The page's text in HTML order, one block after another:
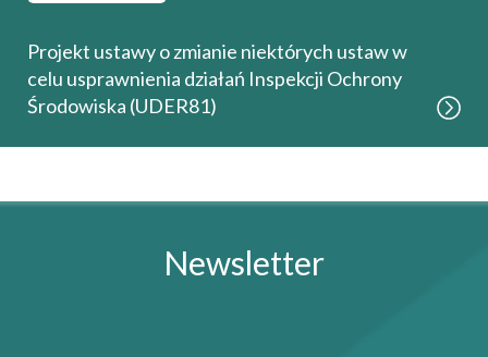
Projekt ustawy o zmianie niektórych ustaw w
celu usprawnienia działań Inspekcji Ochrony
Środowiska (UDER81)
Newsletter